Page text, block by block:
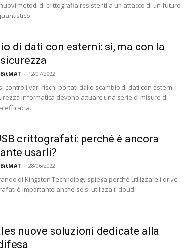
metodi di crittografia resistenti a un attacco di un futuro
di dati con esterni: sì, ma con la
- 12/07/2022
contro i vari rischi portati dallo scambio di dati con esterni i
informatica devono attuare una serie di misure di
efficacia.
crittografati: perché è ancora
usarli?
- 28/06/2022
di Kingston Technology spiega perché utilizzare i drive
è importante anche se si utilizza il cloud.
nuove soluzioni dedicate alla